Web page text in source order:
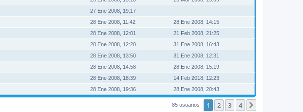
27 Ene 2008, 19:17
-
28 Ene 2008, 11:42
28 Ene 2008, 14:15
28 Ene 2008, 12:01
21 Feb 2008, 21:25
28 Ene 2008, 12:20
31 Ene 2008, 16:43
28 Ene 2008, 13:50
31 Ene 2008, 12:31
28 Ene 2008, 14:58
28 Ene 2008, 15:19
28 Ene 2008, 18:39
14 Feb 2018, 12:23
28 Ene 2008, 19:36 28 Ene 2008, 20:43
85 usuarios 1 2 3 4